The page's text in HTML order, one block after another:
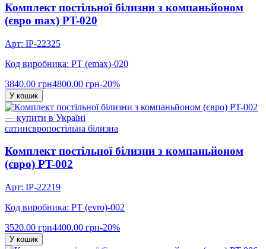
Комплект постільної білизни з компаньйоном
(євро max) PT-020
Арт: IP-22325
Код виробника: PT (emax)-020
3840.00 грн4800.00 грн-20%
У кошик
сатинєвропостільна білизна
Комплект постільної білизни з компаньйоном
(євро) PT-002
Арт: IP-22219
Код виробника: PT (evro)-002
3520.00 грн4400.00 грн-20%
У кошик